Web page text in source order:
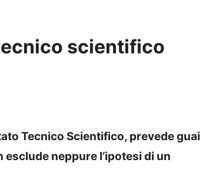
scientifico
Tecnico Scientifico, prevede guai
neppure l’ipotesi di un